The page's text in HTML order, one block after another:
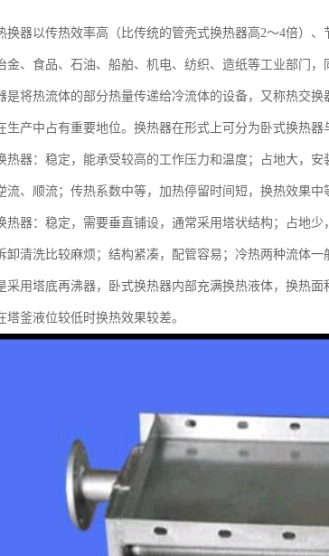
换器以传热效率高（比传统的管壳式换热器高2～4倍）
金、食品、石油、船舶、机电、纺织、造纸等工业部门
是将热流体的部分热量传递给冷流体的设备，又称热交
生产中占有重要地位。换热器在形式上可分为卧式换热器
热器：稳定，能承受较高的工作压力和温度；占地大，
流、顺流；传热系数中等，加热停留时间短，换热效果中
热器：稳定，需要垂直铺设，通常采用塔状结构；占地
卸清洗比较麻烦；结构紧凑，配管容易；冷热两种流体
采用塔底再沸器，卧式换热器内部充满换热液体，换热
塔釜液位较低时换热效果较差。